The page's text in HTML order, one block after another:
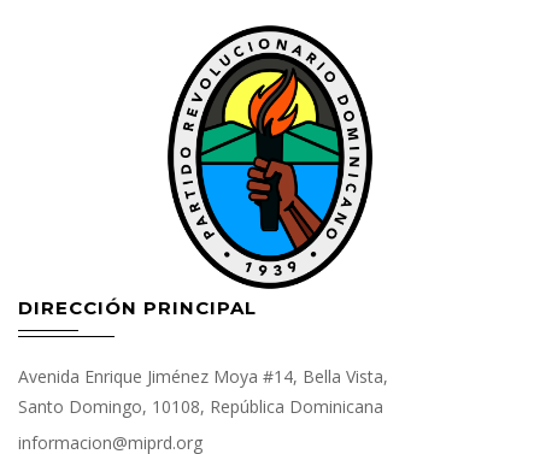
DIRECCIÓN PRINCIPAL
Avenida Enrique Jiménez Moya #14, Bella Vista,
Santo Domingo, 10108, República Dominicana
informacion@miprd.org